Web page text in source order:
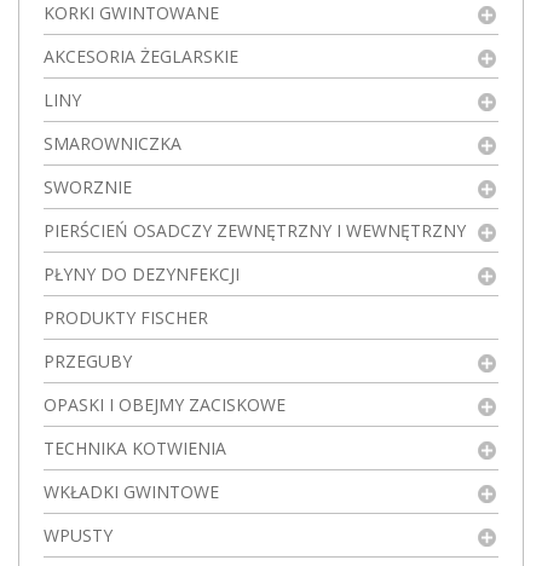
KORKI GWINTOWANE
AKCESORIA ŻEGLARSKIE
LINY
SMAROWNICZKA
SWORZNIE
PIERŚCIEŃ OSADCZY ZEWNĘTRZNY I WEWNĘTRZNY
PŁYNY DO DEZYNFEKCJI
PRODUKTY FISCHER
PRZEGUBY
OPASKI I OBEJMY ZACISKOWE
TECHNIKA KOTWIENIA
WKŁADKI GWINTOWE
WPUSTY